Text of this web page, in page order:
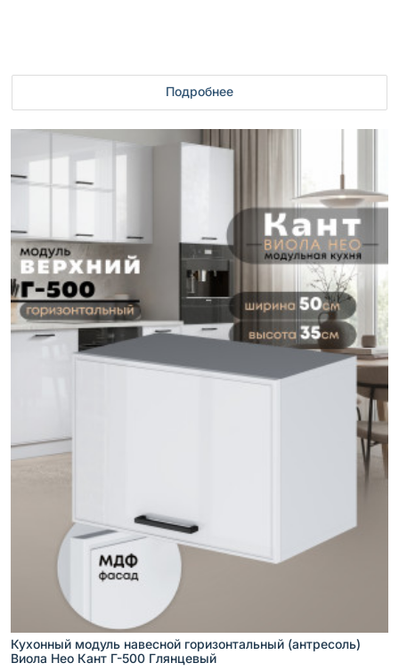
Подробнее
Кухонный модуль навесной горизонтальный (антресоль)
Виола Нео Кант Г-500 Глянцевый